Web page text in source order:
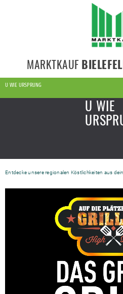
MARKTKAUF
U WIE URSPRUNG
U WIE
Entdecke unsere regionalen Köstlichkeiten aus